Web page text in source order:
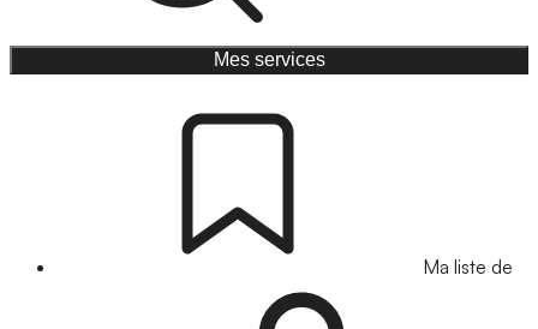
Mes services
Ma liste de